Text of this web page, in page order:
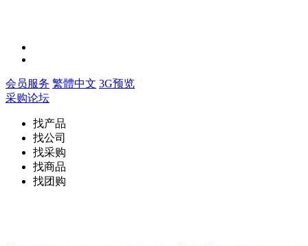
会员服务 繁體中文 3G预览
采购论坛
找产品
找公司
找采购
找商品
找团购